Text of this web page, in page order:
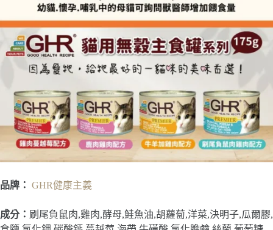
品牌： GHR健康主義
成分： 刷尾負鼠肉,雞肉,酵母,鮭魚油,胡蘿蔔,洋菜,決明子,瓜爾膠,